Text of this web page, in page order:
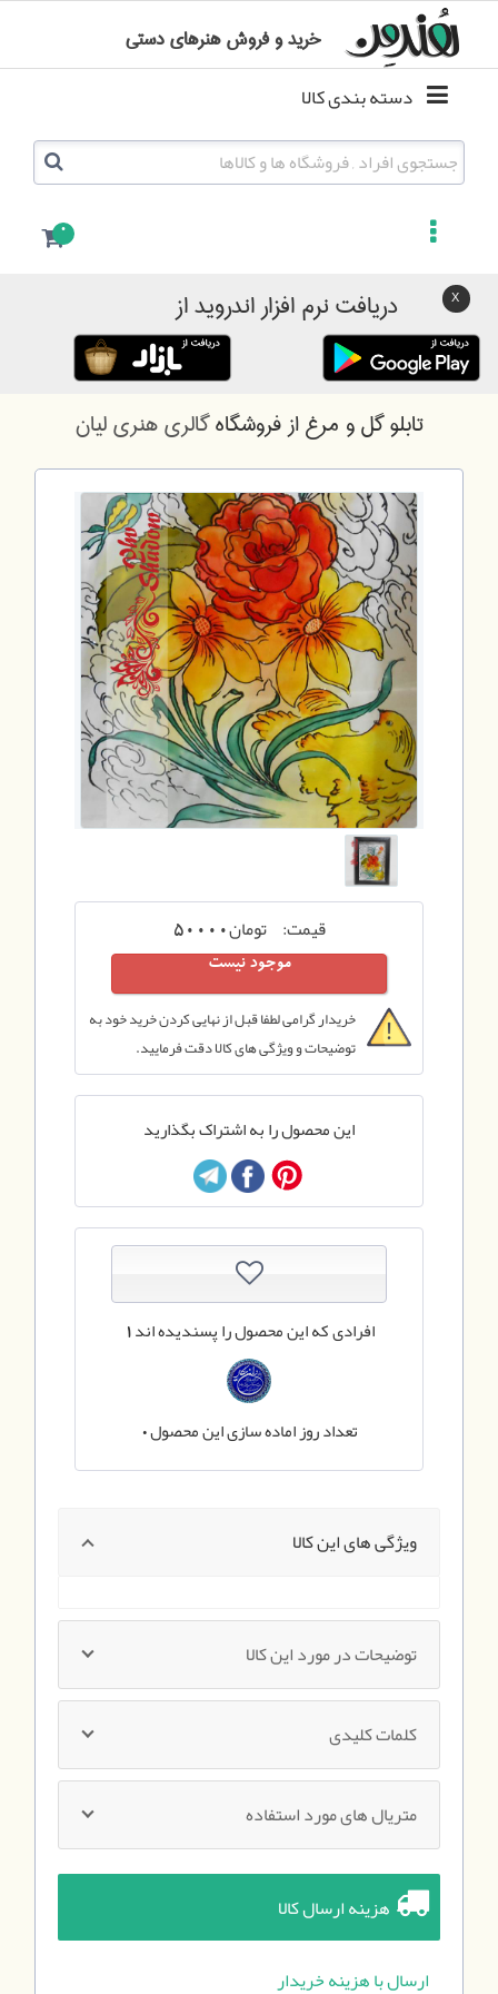
0
خرید و فروش هنرهای دستی
دریافت نرم افزار اندروید از
تابلو گل و مرغاز فروشگاهگالری هنری لیان
قیمت: تومان50000
موجود نیست
خریدار گرامی لطفا قبل از نهایی کردن خرید خود به
توضیحات و ویژگی های کالا دقت فرمایید.
این محصول را به اشتراک بگذارید
1 افرادی که این محصول را پسندیده اند
تعداد روز اماده سازی این محصول0
ویژگی های این کالا
توضیحات در مورد این کالا
کلمات کلیدی
متریال های مورد استفاده
هزینه ارسال کالا
ارسال با هزینه خریدار